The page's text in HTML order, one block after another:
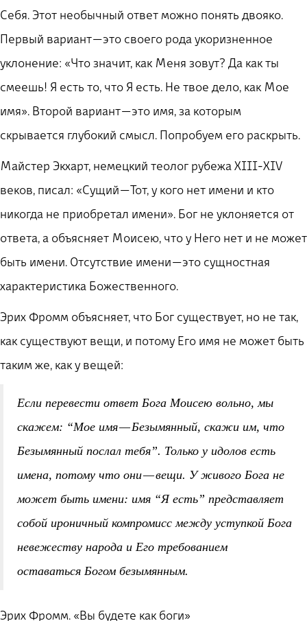
Себя. Этот необычный ответ можно понять двояко.
Первый вариант — это своего рода укоризненное
уклонение: «Что значит, как Меня зовут? Да как ты
смеешь! Я есть то, что Я есть. Не твое дело, как Мое
имя». Второй вариант — это имя, за которым
скрывается глубокий смысл. Попробуем его раскрыть.
Майстер Экхарт, немецкий теолог рубежа XIII-XIV
веков, писал: «Сущий — Тот, у кого нет имени и кто
никогда не приобретал имени». Бог не уклоняется от
ответа, а объясняет Моисею, что у Него нет и не может
быть имени. Отсутствие имени — это сущностная
характеристика Божественного.
Эрих Фромм объясняет, что Бог существует, но не так,
как существуют вещи, и потому Его имя не может быть
таким же, как у вещей:
Если перевести ответ Бога Моисею вольно, мы
скажем: “Мое имя — Безымянный, скажи им, что
Безымянный послал тебя”. Только у идолов есть
имена, потому что они — вещи. У живого Бога не
может быть имени: имя “Я есть” представляет
собой ироничный компромисс между уступкой Бога
невежеству народа и Его требованием
оставаться Богом безымянным.
Эрих Фромм. «Вы будете как боги»